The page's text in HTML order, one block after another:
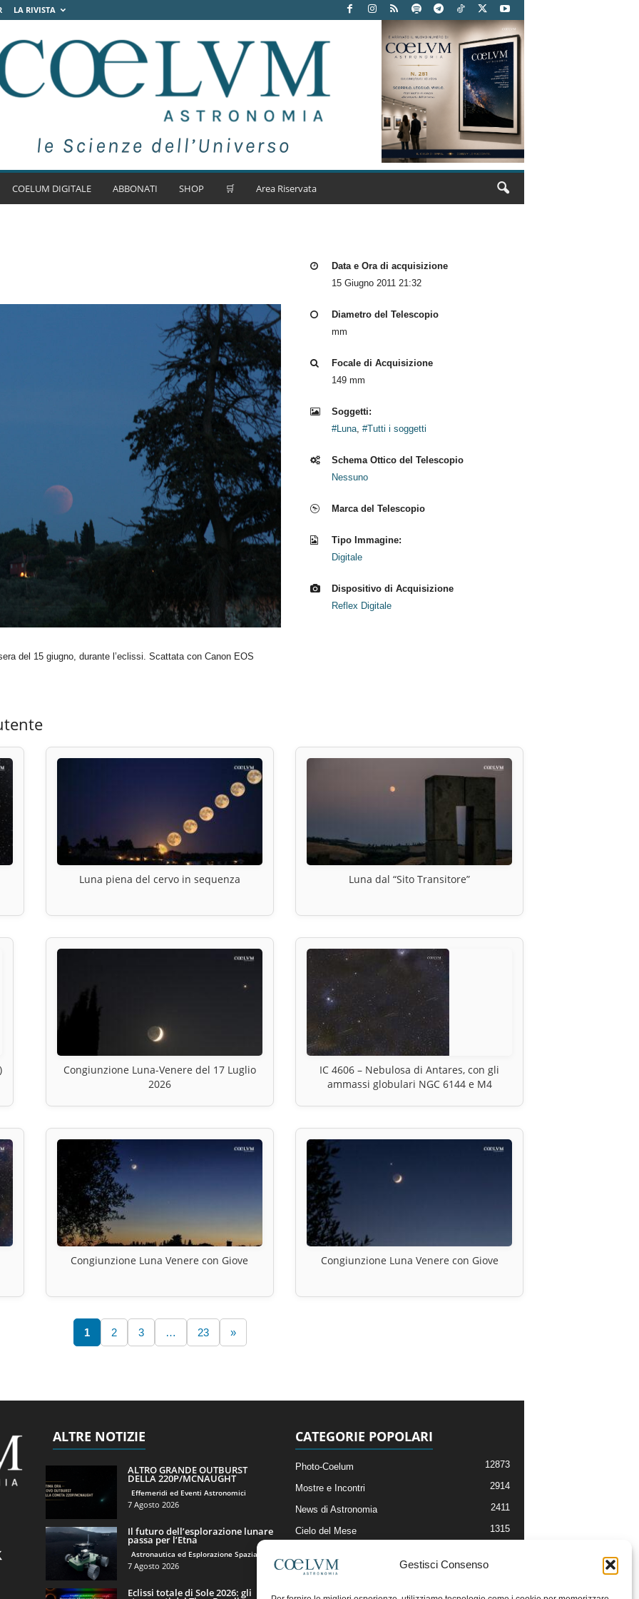
Gestisci Consenso
LA RIVISTA
COELUM DIGITALE ABBONATI SHOP 🛒 Area Riservata
del 15 giugno, durante l’eclissi. Scattata con Canon EOS
Data e Ora di acquisizione
15 Giugno 2011 21:32
Diametro del Telescopio
mm
Focale di Acquisizione
149 mm
Soggetti:
#Luna, #Tutti i soggetti
Schema Ottico del Telescopio
Nessuno
Marca del Telescopio
Tipo Immagine:
Digitale
Dispositivo di Acquisizione
Reflex Digitale
Luna piena del cervo in sequenza Luna dal “Sito Transitore”
Congiunzione Luna-Venere del 17 Luglio
2026
IC 4606 – Nebulosa di Antares, con gli
ammassi globulari NGC 6144 e M4
Congiunzione Luna Venere con Giove Congiunzione Luna Venere con Giove
1 2 3 … 23 »
ALTRE NOTIZIE
ALTRO GRANDE OUTBURST
DELLA 220P/MCNAUGHT
Effemeridi ed Eventi Astronomici
7 Agosto 2026
Il futuro dell’esplorazione lunare
passa per l’Etna
Astronautica ed Esplorazione Spaziale
7 Agosto 2026
Eclissi totale di Sole 2026: gli
CATEGORIE POPOLARI
Photo-Coelum 12873
Mostre e Incontri 2914
News di Astronomia 2411
Cielo del Mese 1315
Articoli e Risorse On-Line
Il Blog della Redazione